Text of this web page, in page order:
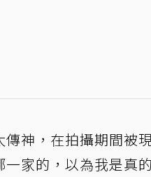
神，在拍攝期間被
一家的，以為我是